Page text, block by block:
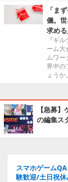
「ま
儀。
求め
『ギ
ーム大
ムワー
界中の
ょうか。
【急募
の編集ス
スマホゲーム
験歓迎/土日祝休